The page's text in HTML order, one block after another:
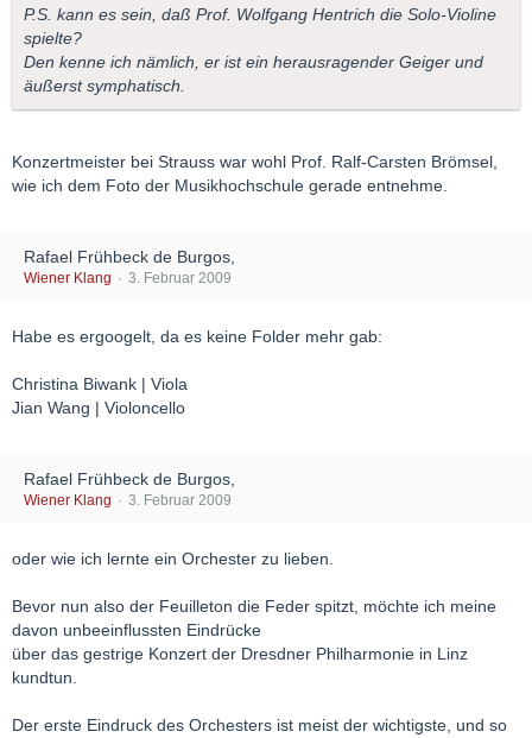
P.S. kann es sein, daß Prof. Wolfgang Hentrich die Solo-Violine
spielte?
Den kenne ich nämlich, er ist ein herausragender Geiger und
äußerst symphatisch.
Konzertmeister bei Strauss war wohl Prof. Ralf-Carsten Brömsel,
wie ich dem Foto der Musikhochschule gerade entnehme.
Rafael Frühbeck de Burgos,
Wiener Klang 3. Februar 2009
Habe es ergoogelt, da es keine Folder mehr gab:
Christina Biwank | Viola
Jian Wang | Violoncello
Rafael Frühbeck de Burgos,
Wiener Klang 3. Februar 2009
oder wie ich lernte ein Orchester zu lieben.
Bevor nun also der Feuilleton die Feder spitzt, möchte ich meine
davon unbeeinflussten Eindrücke
über das gestrige Konzert der Dresdner Philharmonie in Linz
kundtun.
Der erste Eindruck des Orchesters ist meist der wichtigste, und so